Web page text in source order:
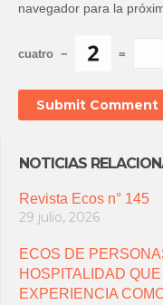
navegador para la
cuatro − =
NOTICIAS
Revista Ecos n° 145
29 julio, 2026
ECOS DE
HOSPITALIDAD
EXPERIENCIA